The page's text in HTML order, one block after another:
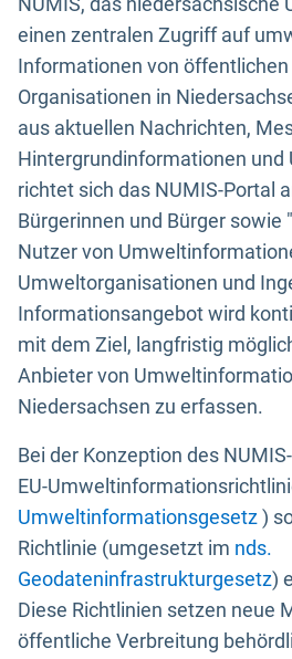
einen zentralen Zugriff auf
Informationen von
Organisationen in
aus aktuellen Nachrichten,
Hintergrundinformationen und
richtet sich das NUMIS-Portal
Bürgerinnen und Bürger sowie
Nutzer von
Umweltorganisationen und
Informationsangebot wird
mit dem Ziel, langfristig
Anbieter von
Niedersachsen zu erfassen.
Bei der Konzeption des
EU-
Umweltinformationsgesetz)
Richtlinie (umgesetzt im nds.
Geodateninfrastrukturgesetz)
Diese Richtlinien setzen neue
öffentliche Verbreitung